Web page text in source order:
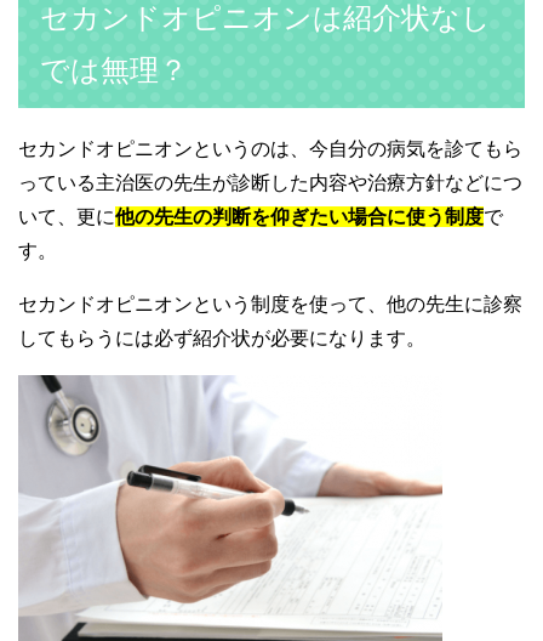
セカンドオピニオンは紹介状なし
では無理？
セカンドオピニオンというのは、今自分の病気を診てもら
っている主治医の先生が診断した内容や治療方針などにつ
いて、更に他の先生の判断を仰ぎたい場合に使う制度で
す。
セカンドオピニオンという制度を使って、他の先生に診察
してもらうには必ず紹介状が必要になります。